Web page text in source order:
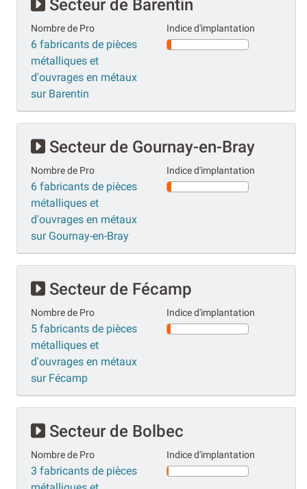
Secteur de Barentin
Nombre de Pro
6 fabricants de pièces
métalliques et
d'ouvrages en métaux
sur Barentin
Indice d'implantation
Secteur de Gournay-en-Bray
Nombre de Pro
6 fabricants de pièces
métalliques et
d'ouvrages en métaux
sur Gournay-en-Bray
Indice d'implantation
Secteur de Fécamp
Nombre de Pro
5 fabricants de pièces
métalliques et
d'ouvrages en métaux
sur Fécamp
Indice d'implantation
Secteur de Bolbec
Nombre de Pro
3 fabricants de pièces
Indice d'implantation